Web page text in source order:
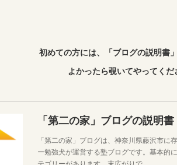
初めての方には、「ブログの説明書
よかったら覗いてやってく
「第二の家」ブログの説明書
「第二の家」ブログは、神奈川県藤沢市に
ー勉強犬が運営する塾ブログです。基本的
テゴリーがあります。末広がりで